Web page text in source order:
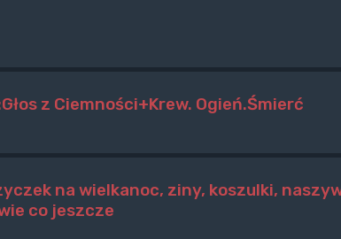
z Ciemności+Krew. Ogień.Śmierć
na wielkanoc, ziny, koszulki,
co jeszcze